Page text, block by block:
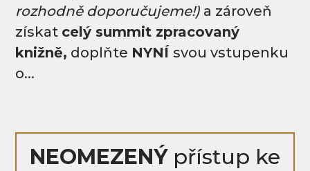
rozhodně doporučujeme!) a zároveň
získat celý summit zpracovaný
knižně, doplňte NYNÍsvou vstupenku
o...
NEOMEZENÝpřístup ke